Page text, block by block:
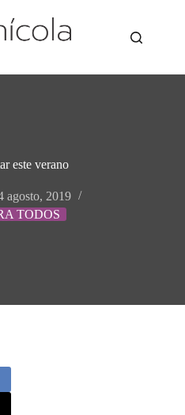
este verano
agosto, 2019
TODOS